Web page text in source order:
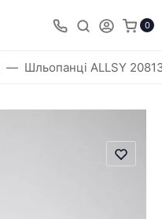
0
Шльопанці ALLSY